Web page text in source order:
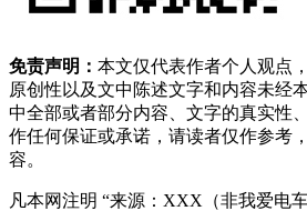
免责声明： 本文仅代表作者个人观点
原创性以及文中陈述文字和内容未经
中全部或者部分内容、文字的真实性
作任何保证或承诺，请读者仅作参考
容。
凡本网注明 “来源：XXX（非我爱电